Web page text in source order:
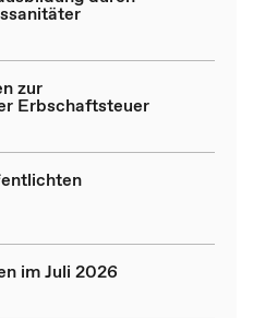
zur
Erbschaftsteuer
im Juli 2026